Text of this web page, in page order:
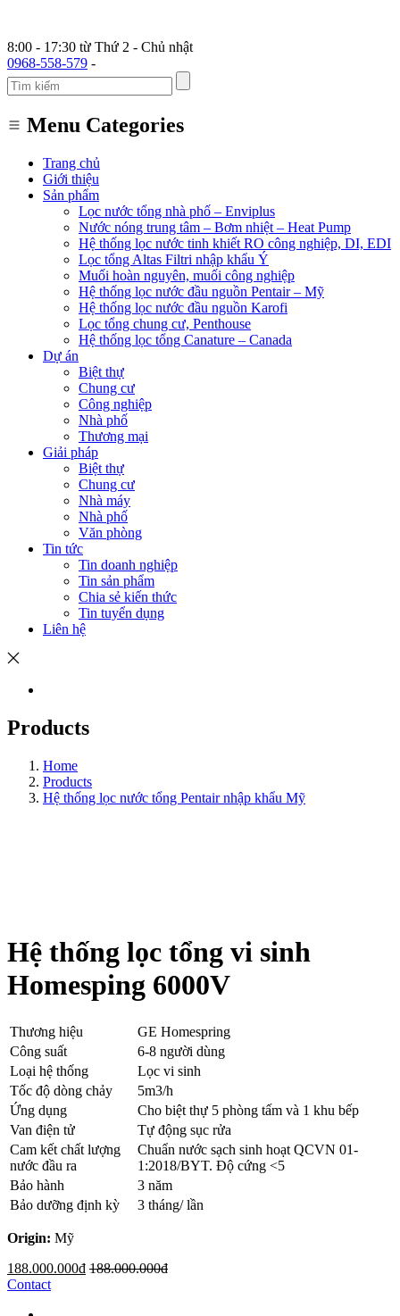
8:00 - 17:30 từ Thứ 2 - Chủ nhật
0968-558-579 -
Menu Categories
Trang chủ
Giới thiệu
Sản phẩm
Lọc nước tổng nhà phố – Enviplus
Nước nóng trung tâm – Bơm nhiệt – Heat Pump
Hệ thống lọc nước tinh khiết RO công nghiệp, DI, EDI
Lọc tổng Altas Filtri nhập khẩu Ý
Muối hoàn nguyên, muối công nghiệp
Hệ thống lọc nước đầu nguồn Pentair – Mỹ
Hệ thống lọc nước đầu nguồn Karofi
Lọc tổng chung cư, Penthouse
Hệ thống lọc tổng Canature – Canada
Dự án
Biệt thự
Chung cư
Công nghiệp
Nhà phố
Thương mại
Giải pháp
Biệt thự
Chung cư
Nhà máy
Nhà phố
Văn phòng
Tin tức
Tin doanh nghiệp
Tin sản phẩm
Chia sẻ kiến thức
Tin tuyển dụng
Liên hệ
Products
Home
Products
Hệ thống lọc nước tổng Pentair nhập khẩu Mỹ
Hệ thống lọc tổng vi sinh
Homesping 6000V
Thương hiệu
GE Homespring
Công suất
6-8 người dùng
Loại hệ thống
Lọc vi sinh
Tốc độ dòng chảy
5m3/h
Ứng dụng
Cho biệt thự 5 phòng tấm và 1 khu bếp
Van điện tử
Tự động sục rửa
Cam kết chất lượng
nước đầu ra
Chuẩn nước sạch sinh hoạt QCVN 01-
1:2018/BYT. Độ cứng <5
Bảo hành
3 năm
Bảo dưỡng định kỳ
3 tháng/ lần
Origin: Mỹ
188.000.000đ 188.000.000đ
Contact